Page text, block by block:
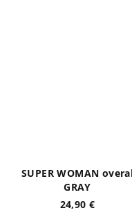
SUPER WOMAN
GRAY
24,90 €